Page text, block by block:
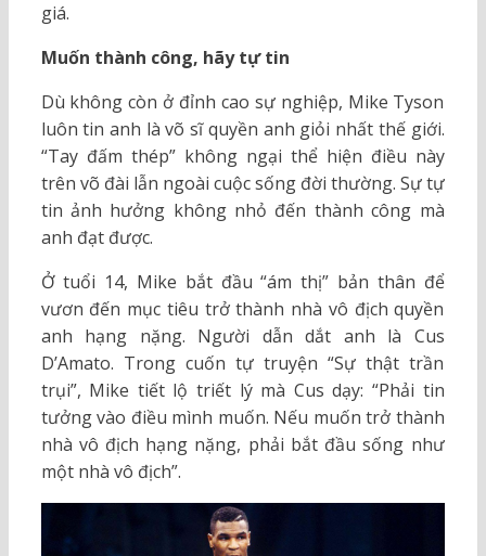
giá.
Muốn thành công, hãy tự tin
Dù không còn ở đỉnh cao sự nghiệp, Mike Tyson
luôn tin anh là võ sĩ quyền anh giỏi nhất thế giới.
“Tay đấm thép” không ngại thể hiện điều này
trên võ đài lẫn ngoài cuộc sống đời thường. Sự tự
tin ảnh hưởng không nhỏ đến thành công mà
anh đạt được.
Ở tuổi 14, Mike bắt đầu “ám thị” bản thân để
vươn đến mục tiêu trở thành nhà vô địch quyền
anh hạng nặng. Người dẫn dắt anh là Cus
D’Amato. Trong cuốn tự truyện “Sự thật trần
trụi”, Mike tiết lộ triết lý mà Cus dạy: “Phải tin
tưởng vào điều mình muốn. Nếu muốn trở thành
nhà vô địch hạng nặng, phải bắt đầu sống như
một nhà vô địch”.